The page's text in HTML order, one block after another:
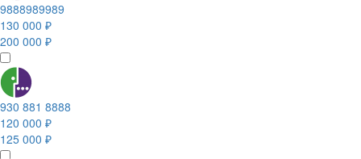
9888989989
130 000 ₽
200 000 ₽
930 881 8888
120 000 ₽
125 000 ₽